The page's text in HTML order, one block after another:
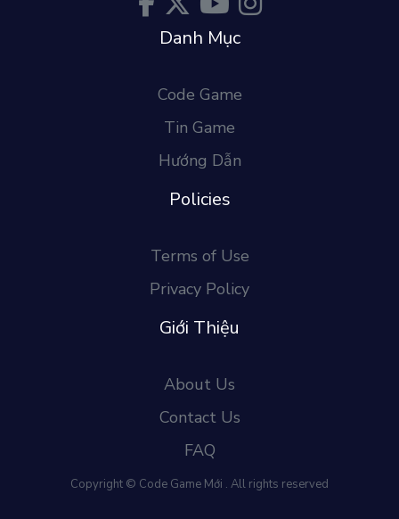
Danh Mục
Code Game
Tin Game
Hướng Dẫn
Policies
Terms of Use
Privacy Policy
Giới Thiệu
About Us
Contact Us
FAQ
Copyright © Code Game Mới . All rights reserved